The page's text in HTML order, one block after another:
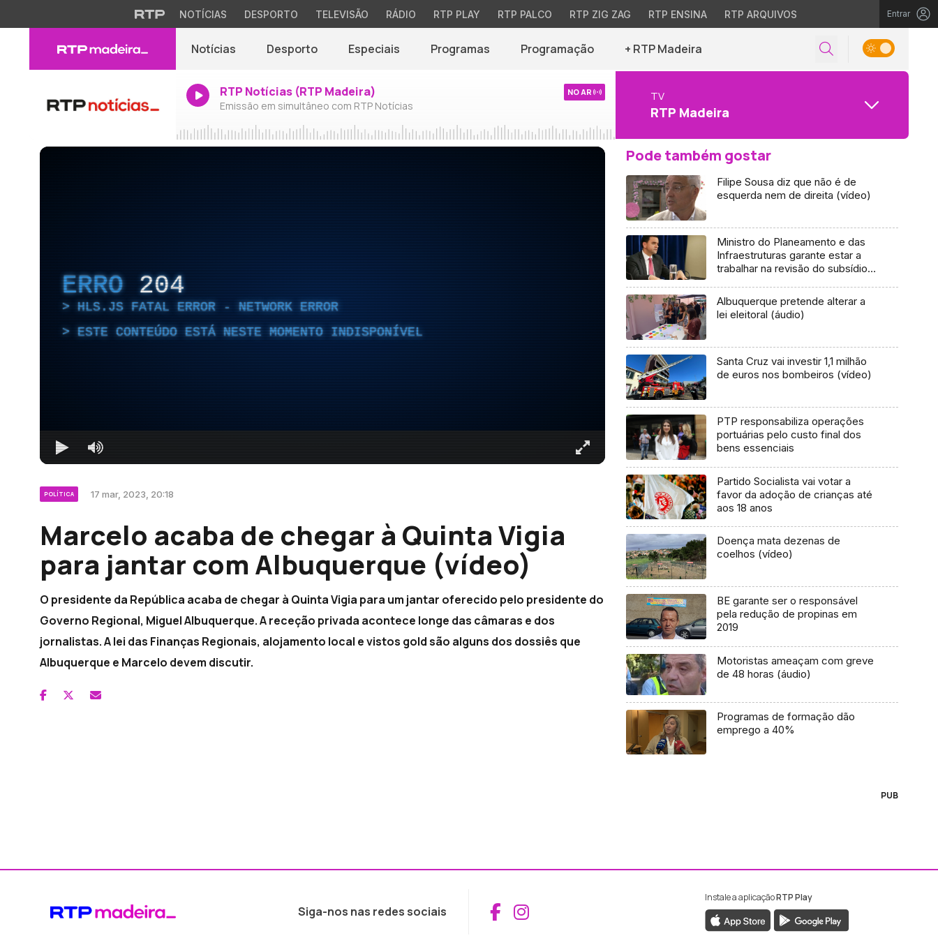
NOTÍCIAS DESPORTO TELEVISÃO RÁDIO RTP PLAY RTP PALCO RTP ZIG ZAG RTP ENSINA RTP ARQUIVOS Entrar
Notícias Desporto Especiais Programas Programação + RTP Madeira
RTP Notícias (RTP Madeira)
Emissão em simultâneo com RTP Notícias
NO AR TV
RTP Madeira
ERRO 204
HLS.JS FATAL ERROR - NETWORK ERROR
ESTE CONTEÚDO ESTÁ NESTE MOMENTO INDISPONÍVEL
POLÍTICA 17 mar, 2023, 20:18
Marcelo acaba de chegar à Quinta Vigia
para jantar com Albuquerque (vídeo)
O presidente da República acaba de chegar à Quinta Vigia para um jantar oferecido pelo presidente do
Governo Regional, Miguel Albuquerque. A receção privada acontece longe das câmaras e dos
jornalistas. A lei das Finanças Regionais, alojamento local e vistos gold são alguns dos dossiês que
Albuquerque e Marcelo devem discutir.
Pode também gostar
Filipe Sousa diz que não é de
esquerda nem de direita (vídeo)
Ministro do Planeamento e das
Infraestruturas garante estar a
trabalhar na revisão do subsídio
Albuquerque pretende alterar a
lei eleitoral (áudio)
Santa Cruz vai investir 1,1 milhão
de euros nos bombeiros (vídeo)
PTP responsabiliza operações
portuárias pelo custo final dos
bens essenciais
Partido Socialista vai votar a
favor da adoção de crianças até
aos 18 anos
Doença mata dezenas de
coelhos (vídeo)
BE garante ser o responsável
pela redução de propinas em
2019
Motoristas ameaçam com greve
de 48 horas (áudio)
Programas de formação dão
emprego a 40%
PUB
Siga-nos nas redes sociais Aceder ao Facebook da RTP Madeira
Aceder ao Instagram da RTP Madeira
Instale a aplicaçãoRTP Play